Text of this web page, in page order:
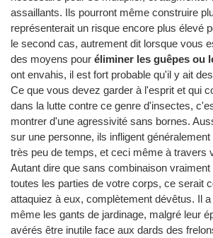
assaillants. Ils pourront même construire
représenterait un risque encore plus élevé
le second cas, autrement dit lorsque vous
des moyens pour éliminer les guêpes ou
ont envahis, il est fort probable qu'il y ait
Ce que vous devez garder à l'esprit et qui
dans la lutte contre ce genre d'insectes,
montrer d'une agressivité sans bornes.
sur une personne, ils infligent
très peu de temps, et ceci même à travers
Autant dire que sans combinaison
toutes les parties de votre corps, ce serait
attaquiez à eux, complètement dévêtus. Il
même les gants de jardinage, malgré leur
avérés être inutile face aux dards des